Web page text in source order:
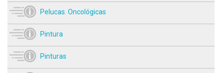
Pelucas. Oncológicas
Pintura
Pinturas